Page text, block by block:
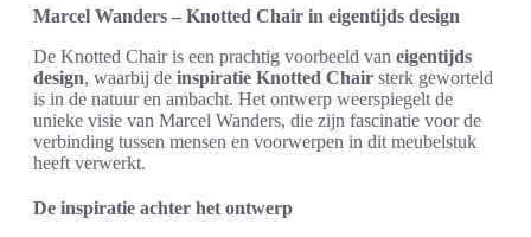
Marcel Wanders – Knotted Chair in eigentijds design
De Knotted Chair is een prachtig voorbeeld van eigentijds
design, waarbij de inspiratie Knotted Chair sterk geworteld
is in de natuur en ambacht. Het ontwerp weerspiegelt de
unieke visie van Marcel Wanders, die zijn fascinatie voor de
verbinding tussen mensen en voorwerpen in dit meubelstuk
heeft verwerkt.
De inspiratie achter het ontwerp